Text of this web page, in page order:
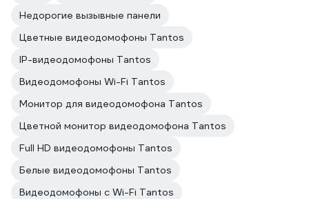
Недорогие вызывные панели
Цветные видеодомофоны Tantos
IP-видеодомофоны Tantos
Видеодомофоны Wi-Fi Tantos
Монитор для видеодомофона Tantos
Цветной монитор видеодомофона Tantos
Full HD видеодомофоны Tantos
Белые видеодомофоны Tantos
Видеодомофоны с Wi-Fi Tantos